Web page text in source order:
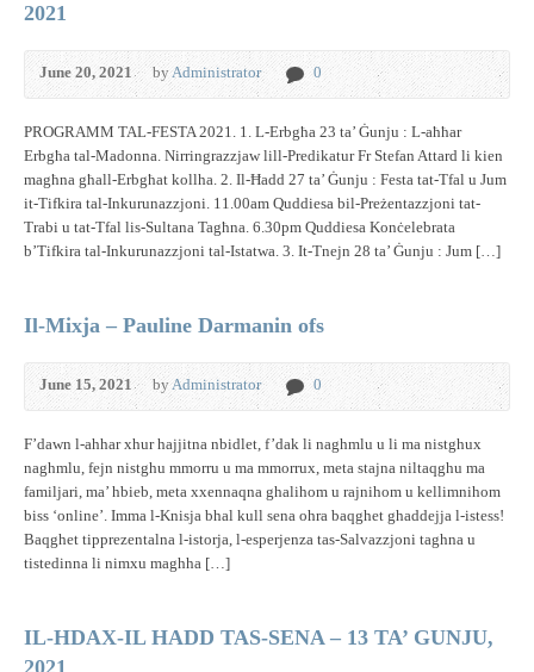
2021
June 20, 2021 byAdministrator 0
PROGRAMM TAL-FESTA 2021. 1. L-Erbgħa 23 ta’ Ġunju : L-aħħar
Erbgħa tal-Madonna. Nirringrazzjaw lill-Predikatur Fr Stefan Attard li kien
magħna għall-Erbgħat kollha. 2. Il-Ħadd 27 ta’ Ġunju : Festa tat-Tfal u Jum
it-Tifkira tal-Inkurunazzjoni. 11.00am Quddiesa bil-Preżentazzjoni tat-
Trabi u tat-Tfal lis-Sultana Tagħna. 6.30pm Quddiesa Konċelebrata
b’Tifkira tal-Inkurunazzjoni tal-Istatwa. 3. It-Tnejn 28 ta’ Ġunju : Jum […]
Il-Mixja – Pauline Darmanin ofs
June 15, 2021 byAdministrator 0
F’dawn l-ahhar xhur hajjitna nbidlet, f’dak li naghmlu u li ma nistghux
naghmlu, fejn nistghu mmorru u ma mmorrux, meta stajna niltaqghu ma
familjari, ma’ hbieb, meta xxennaqna ghalihom u rajnihom u kellimnihom
biss ‘online’. Imma l-Knisja bhal kull sena ohra baqghet ghaddejja l-istess!
Baqghet tipprezentalna l-istorja, l-esperjenza tas-Salvazzjoni taghna u
tistedinna li nimxu maghha […]
IL-HDAX-IL HADD TAS-SENA – 13 TA’ GUNJU,
2021